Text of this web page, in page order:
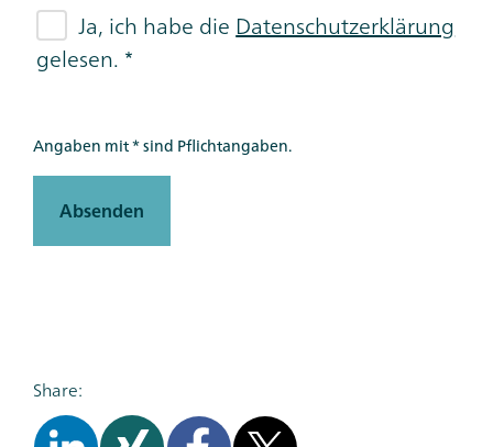
Ja, ich habe dieDatenschutzerklärung
gelesen.
Angaben mit * sind Pflichtangaben.
Absenden
Share: